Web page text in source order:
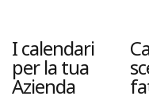
I calendari
per la tua
Azienda